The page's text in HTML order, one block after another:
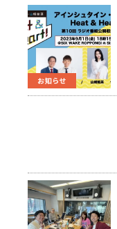
お知らせ